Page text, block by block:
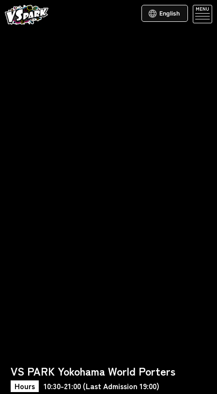
English
MENU
VS PARK Yokohama World Porters
Hours 10:30-21:00 (Last Admission 19:00)